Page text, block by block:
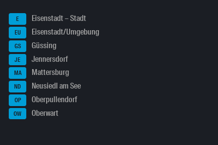
E Eisenstadt – Stadt
EU Eisenstadt/Umgebung
GS Güssing
JE Jennersdorf
MA Mattersburg
ND Neusiedl am See
OP Oberpullendorf
OW Oberwart